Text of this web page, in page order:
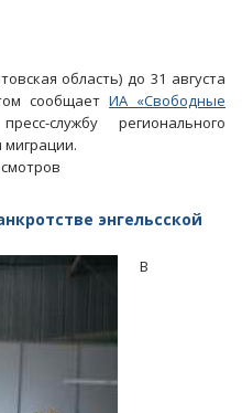
область) до 31 августа
сообщаетИА «Свободные
службу регионального
миграции.
энгельсской
В